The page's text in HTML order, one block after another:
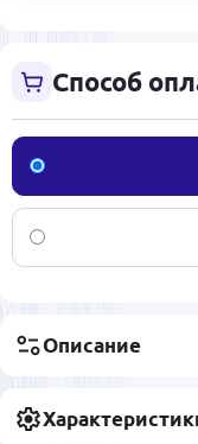
Способ
Описание